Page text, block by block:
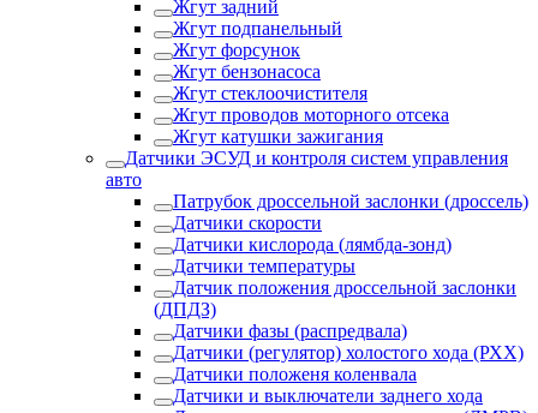
Жгут задний
Жгут подпанельный
Жгут форсунок
Жгут бензонасоса
Жгут стеклоочистителя
Жгут проводов моторного отсека
Жгут катушки зажигания
Датчики ЭСУД и контроля систем управления
авто
Патрубок дроссельной заслонки (дроссель)
Датчики скорости
Датчики кислорода (лямбда-зонд)
Датчики температуры
Датчик положения дроссельной заслонки
(ДПДЗ)
Датчики фазы (распредвала)
Датчики (регулятор) холостого хода (РХХ)
Датчики положеня коленвала
Датчики и выключатели заднего хода